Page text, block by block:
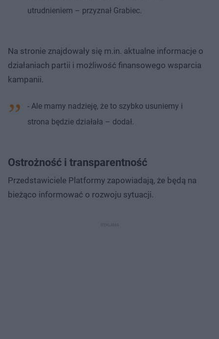
utrudnieniem – przyznał Grabiec.
Na stronie znajdowały się m.in. aktualne informacje o
działaniach partii i możliwość finansowego wsparcia
kampanii.
- Ale mamy nadzieję, że to szybko usuniemy i
strona będzie działała – dodał.
Ostrożność i transparentność
Przedstawiciele Platformy zapowiadają, że będą na
bieżąco informować o rozwoju sytuacji.